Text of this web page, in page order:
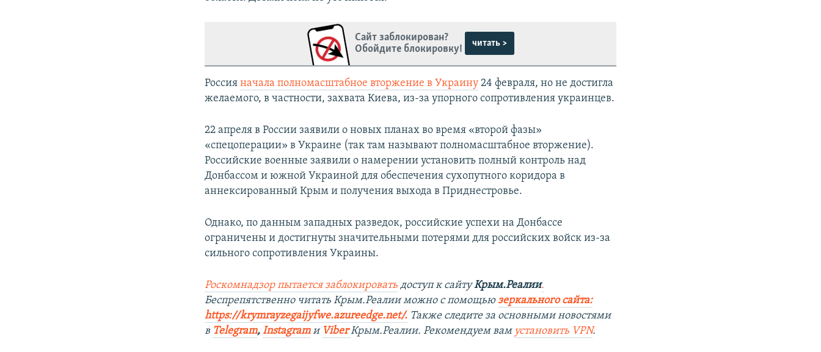
Сайт заблокирован?
Обойдите блокировку!
читать >
Россияначала полномасштабное вторжение в Украину 24 февраля, но не достигла
желаемого, в частности, захвата Киева, из-за упорного сопротивления украинцев.
22 апреля в России заявили о новых планах во время «второй фазы»
«спецоперации» в Украине (так там называют полномасштабное вторжение).
Российские военные заявили о намерении установить полный контроль над
Донбассом и южной Украиной для обеспечения сухопутного коридора в
аннексированный Крым и получения выхода в Приднестровье.
Однако, по данным западных разведок, российские успехи на Донбассе
ограничены и достигнуты значительными потерями для российских войск из-за
сильного сопротивления Украины.
Роскомнадзор пытается заблокировать доступ к сайтуКрым.Реалии.
Беспрепятственно читать Крым.Реалии можно с помощьюзеркального сайта:
https://krymrayzegaijyfwe.azureedge.net/. Также следите за основными новостями
в Telegram,Instagramи ViberКрым.Реалии. Рекомендуем вам установить VPN.